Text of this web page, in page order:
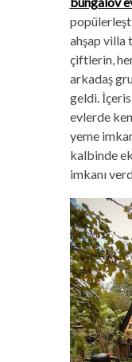
ahşap villa
çiftlerin,
arkadaş
geldi.
evlerde
yeme
kalbinde
imkanı